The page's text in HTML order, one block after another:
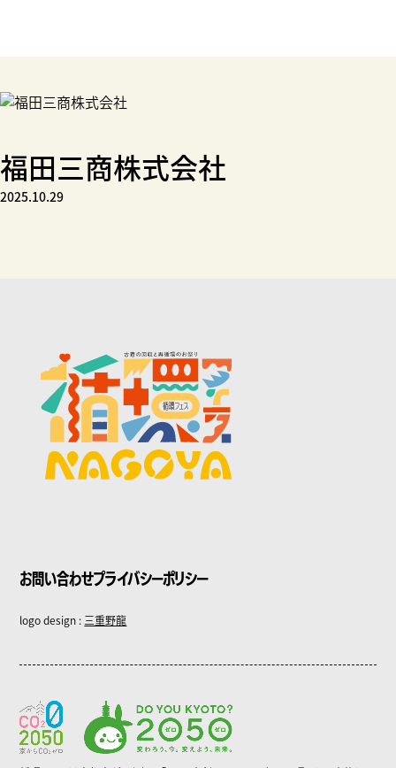
福田三商株式会社
2025.10.29
お問い合わせプライバシーポリシー
logo design : 三重野龍